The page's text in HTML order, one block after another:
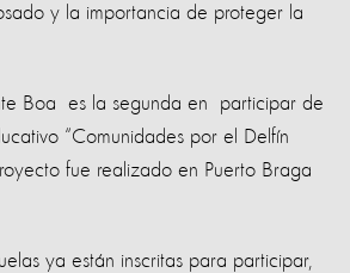
y la importancia de proteger la
Boa es la segunda en participar de
“Comunidades por el Delfín
fue realizado en Puerto Braga
ya están inscritas para participar,